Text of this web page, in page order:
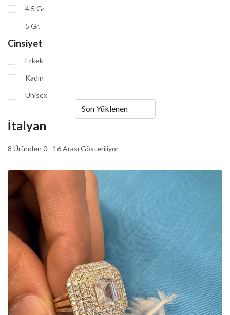
4.5 Gr.
5 Gr.
Cinsiyet
Erkek
Kadın
Unisex
İtalyan
8 Üründen 0 - 16 Arası Gösteriliyor